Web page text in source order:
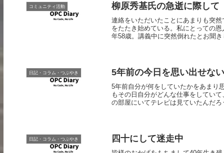
コミュニティ活動 柳原秀基氏の急逝に際して
連絡をいただいたことにあまりも突
をたたき始めている。私にとっての
年58歳。講義中に突然倒れたとお聞
日記・コラム・つぶやき 5年前の今日を思い出せない
5年前自分が何をしていたかをあまり
もその日自分がどんな仕事をしてい
の部屋にいてテレビは見ていたんだ
日記・コラム・つぶやき 四十にして迷走中